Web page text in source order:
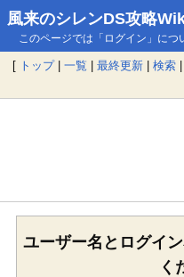
風来のシレンDS攻略
このページでは「ログイン」につ
[ トップ| 一覧 | 最終更新 | 検索 |
ユーザー名とログイ
く